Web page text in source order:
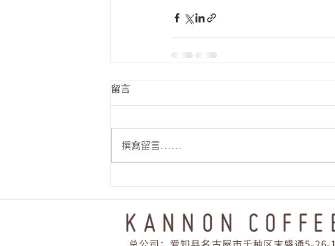
留言
撰寫留言......